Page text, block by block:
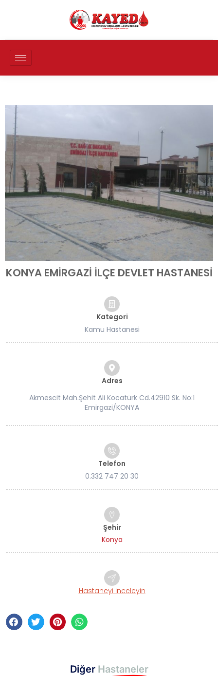
KONYA EMİRGAZİ İLÇE DEVLET HASTANESİ
Kategori
Kamu Hastanesi
Adres
Akmescit Mah.Şehit Ali Kocatürk Cd.42910 Sk. No:1
Emirgazi/KONYA
Telefon
0.332 747 20 30
Şehir
Konya
Hastaneyi inceleyin
Diğer Hastaneler